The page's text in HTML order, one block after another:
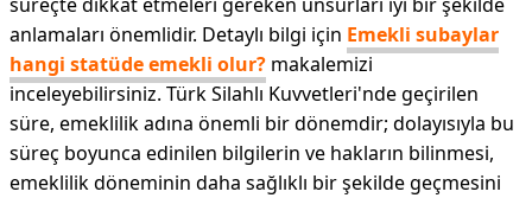
anlamaları önemlidir. Detaylı bilgi için Emekli subaylar
hangi statüde emekli olur? makalemizi
inceleyebilirsiniz. Türk Silahlı Kuvvetleri'nde geçirilen
süre, emeklilik adına önemli bir dönemdir; dolayısıyla bu
süreç boyunca edinilen bilgilerin ve hakların bilinmesi,
emeklilik döneminin daha sağlıklı bir şekilde geçmesini